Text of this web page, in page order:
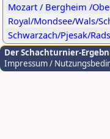
Mozart / Bergheim /
Royal/Mondsee/Wals/
Schwarzach/Pjesak/
Der Schachturnier-
Impressum /